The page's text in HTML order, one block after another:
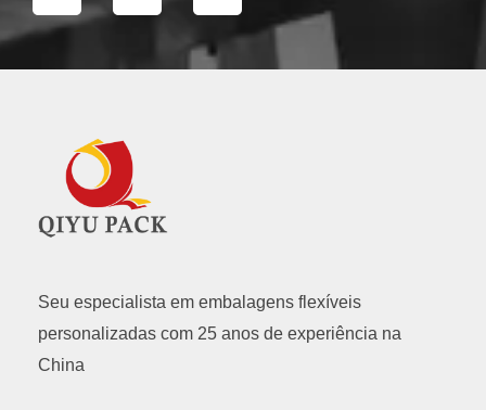
e
o
e
d
i
Seu especialista em embalagens flexíveis
personalizadas com 25 anos de experiência na
China